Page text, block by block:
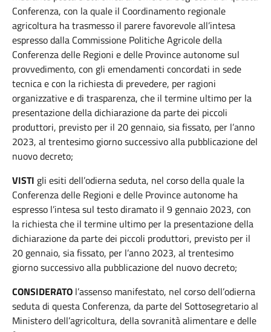
Conferenza, con la quale il Coordinamento regionale
agricoltura ha trasmesso il parere favorevole all’intesa
espresso dalla Commissione Politiche Agricole della
Conferenza delle Regioni e delle Province autonome sul
provvedimento, con gli emendamenti concordati in sede
tecnica e con la richiesta di prevedere, per ragioni
organizzative e di trasparenza, che il termine ultimo per la
presentazione della dichiarazione da parte dei piccoli
produttori, previsto per il 20 gennaio, sia fissato, per l’anno
2023, al trentesimo giorno successivo alla pubblicazione del
nuovo decreto;
VISTI gli esiti dell’odierna seduta, nel corso della quale la
Conferenza delle Regioni e delle Province autonome ha
espresso l’intesa sul testo diramato il 9 gennaio 2023, con
la richiesta che il termine ultimo per la presentazione della
dichiarazione da parte dei piccoli produttori, previsto per il
20 gennaio, sia fissato, per l’anno 2023, al trentesimo
giorno successivo alla pubblicazione del nuovo decreto;
CONSIDERATO l’assenso manifestato, nel corso dell’odierna
seduta di questa Conferenza, da parte del Sottosegretario al
Ministero dell’agricoltura, della sovranità alimentare e delle